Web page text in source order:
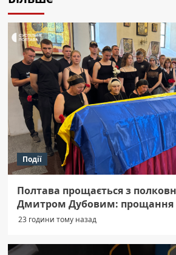
Події
Полтава прощається з
Дмитром Дубовим: прощання
23 години тому назад